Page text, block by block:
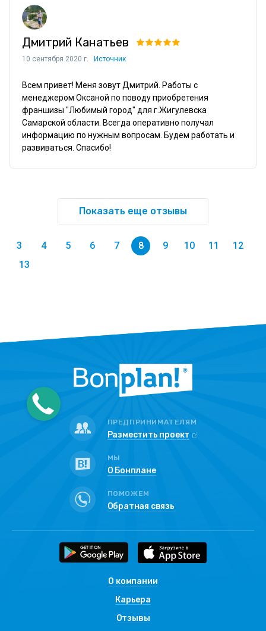
Дмитрий Канатьев
10 сентября 2020 г. Источник
Всем привет! Меня зовут Дмитрий. Работы с
менеджером Оксаной по поводу приобретения
франшизы "Любимый город" для г.Жигулевска
Самарской области. Всегда оперативно получал
информацию по нужным вопросам. Будем работать и
развиваться. Спасибо!
Показать еще отзывы
3 4 5 6 7 8 9 10 11
12
13
ПРЕДПРИНИМАТЕЛЯМ
Разместить проект
МЫ
О Бонплане
ПОМОЖЕМ
Обратная связь
О компании
Карьера
Отзывы